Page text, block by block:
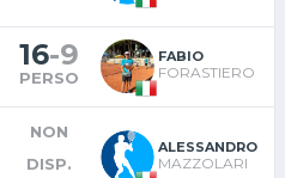
16-9
PERSO
FABIO
FORASTIERO
NON
DISP.
ALESSANDRO
MAZZOLARI